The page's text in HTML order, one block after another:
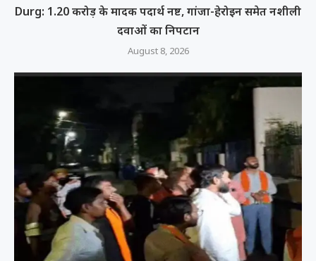
Durg: 1.20 करोड़ के मादक पदार्थ नष्ट, गांजा-हेरोइन समेत नशीली
दवाओं का निपटान
August 8, 2026